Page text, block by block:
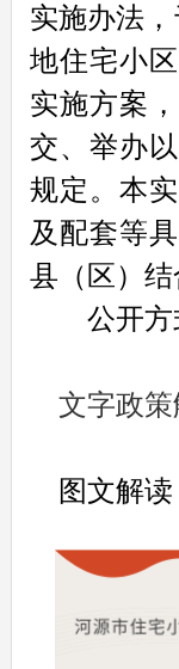
实施办法
地住宅小
实施方案
交、举办
规定。本
及配套等
县（区）结
公开方
文字政策
图文解读